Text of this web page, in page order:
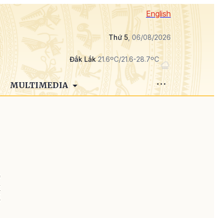
English
Thứ 5, 06/08/2026
Đắk Lắk21.6ºC/21.6-28.7ºC
MULTIMEDIA